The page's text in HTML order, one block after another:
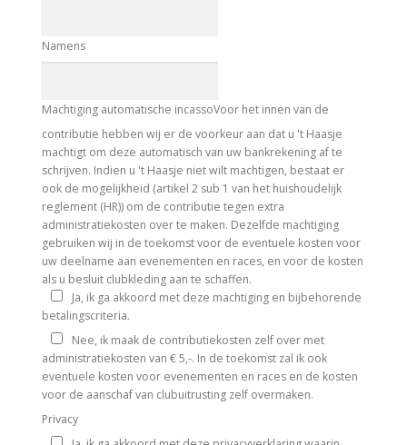
Namens
Machtiging automatische incassoVoor het innen van de
contributie hebben wij er de voorkeur aan dat u 't Haasje
machtigt om deze automatisch van uw bankrekening af te
schrijven. Indien u 't Haasje niet wilt machtigen, bestaat er
ook de mogelijkheid (artikel 2 sub 1 van het huishoudelijk
reglement (HR)) om de contributie tegen extra
administratiekosten over te maken. Dezelfde machtiging
gebruiken wij in de toekomst voor de eventuele kosten voor
uw deelname aan evenementen en races, en voor de kosten
als u besluit clubkleding aan te schaffen.
Ja, ik ga akkoord met deze machtiging en bijbehorende
betalingscriteria.
Nee, ik maak de contributiekosten zelf over met
administratiekosten van € 5,-. In de toekomst zal ik ook
eventuele kosten voor evenementen en races en de kosten
voor de aanschaf van clubuitrusting zelf overmaken.
Privacy